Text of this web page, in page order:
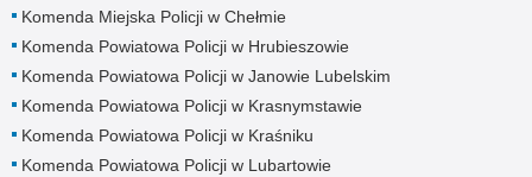
Komenda Miejska Policji w Chełmie
Komenda Powiatowa Policji w Hrubieszowie
Komenda Powiatowa Policji w Janowie Lubelskim
Komenda Powiatowa Policji w Krasnymstawie
Komenda Powiatowa Policji w Kraśniku
Komenda Powiatowa Policji w Lubartowie